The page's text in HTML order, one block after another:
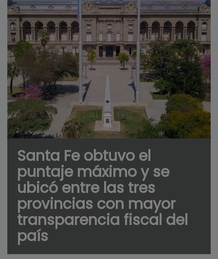
Santa Fe obtuvo el
puntaje máximo y se
ubicó entre las tres
provincias con mayor
transparencia fiscal del
país